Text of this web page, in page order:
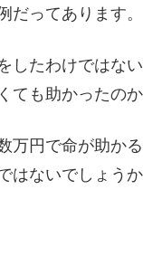
だってあります。
したわけではな
ても助かったの
万円で命が助か
はないでしょうか